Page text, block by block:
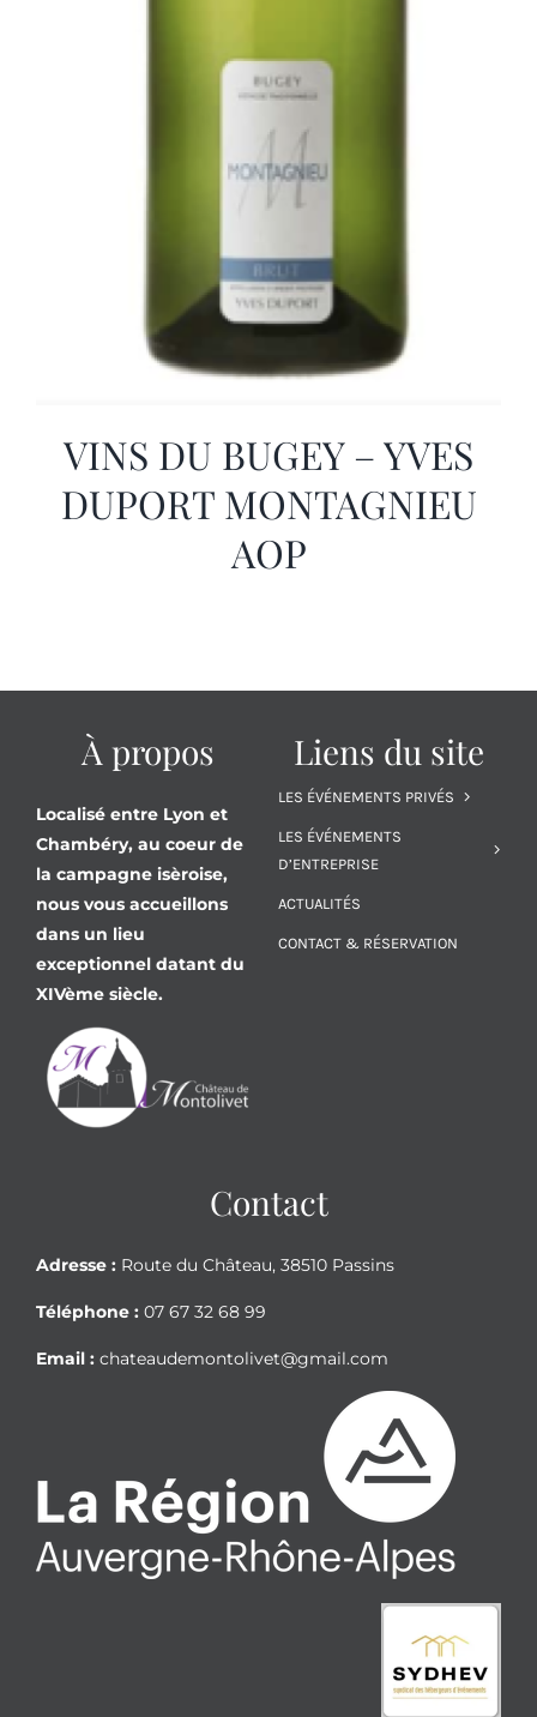
VINS DU BUGEY – YVES
DUPORT MONTAGNIEU
AOP
À propos
Localisé entre Lyon et
Chambéry, au coeur de
la campagne isèroise,
nous vous accueillons
dans un lieu
exceptionnel datant du
XIVème siècle.
Liens du site
LES ÉVÉNEMENTS PRIVÉS
LES ÉVÉNEMENTS
D’ENTREPRISE
ACTUALITÉS
CONTACT & RÉSERVATION
Contact
Adresse :Route du Château, 38510 Passins
Téléphone :07 67 32 68 99
Email :chateaudemontolivet@gmail.com